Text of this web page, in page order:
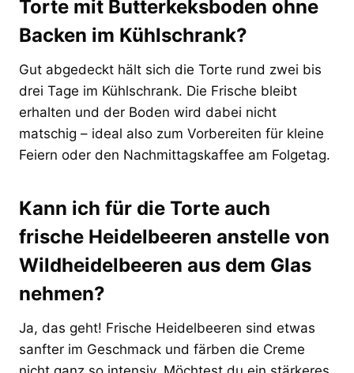
Torte mit Butterkeksboden ohne
Backen im Kühlschrank?
Gut abgedeckt hält sich die Torte rund zwei bis
drei Tage im Kühlschrank. Die Frische bleibt
erhalten und der Boden wird dabei nicht
matschig – ideal also zum Vorbereiten für kleine
Feiern oder den Nachmittagskaffee am Folgetag.
Kann ich für die Torte auch
frische Heidelbeeren anstelle von
Wildheidelbeeren aus dem Glas
nehmen?
Ja, das geht! Frische Heidelbeeren sind etwas
sanfter im Geschmack und färben die Creme